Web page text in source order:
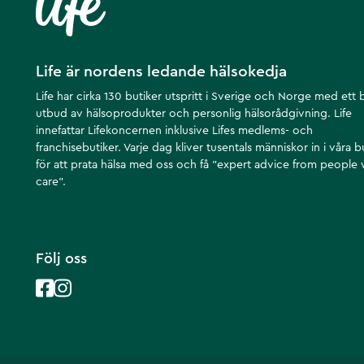
Life är nordens ledande hälsokedja
Life har cirka 130 butiker utspritt i Sverige och Norge med ett
utbud av hälsoprodukter och personlig hälsorådgivning. Life
innefattar Lifekoncernen inklusive Lifes medlems- och
franchisebutiker. Varje dag kliver tusentals människor in i våra
för att prata hälsa med oss och få ”expert advice from people
care”.
Följ oss